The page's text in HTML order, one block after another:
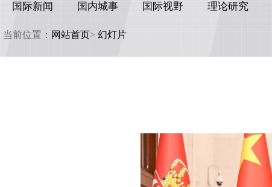
国际新闻 国内城事 国际视野 理论研究
当前位置： 网站首页> 幻灯片